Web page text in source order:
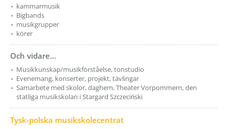
kammarmusik
Bigbands
musikgrupper
körer
Och vidare…
Musikkunskap/musikförståelse, tonstudio
Evenemang, konserter, projekt, tävlingar
Samarbete med skolor, daghem, Theater Vorpommern, den
statliga musikskolan i Stargard Szczeciński
Tysk-polska musikskolecentrat